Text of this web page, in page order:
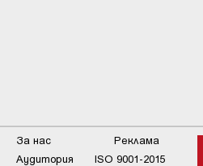
За нас
Реклама
Аудитория
ISO 9001-2015